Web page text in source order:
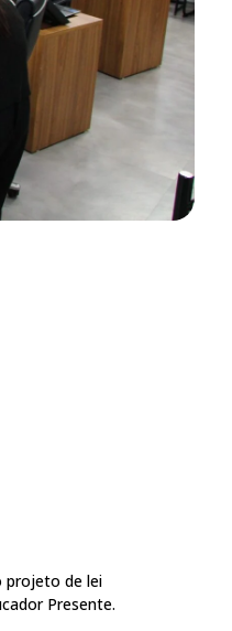
projeto de lei
Presente.